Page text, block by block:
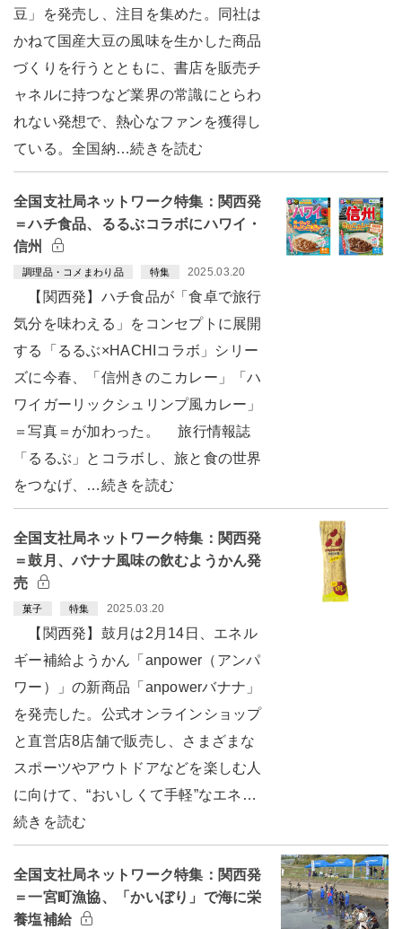
豆」を発売し、注目を集めた。同社は
かねて国産大豆の風味を生かした商品
づくりを行うとともに、書店を販売チ
ャネルに持つなど業界の常識にとらわ
れない発想で、熱心なファンを獲得し
ている。全国納…続きを読む
全国支社局ネットワーク特集：関西発
＝ハチ食品、るるぶコラボにハワイ・
信州
調理品・コメまわり品 特集 2025.03.20
【関西発】ハチ食品が「食卓で旅行
気分を味わえる」をコンセプトに展開
する「るるぶ×HACHIコラボ」シリー
ズに今春、「信州きのこカレー」「ハ
ワイガーリックシュリンプ風カレー」
＝写真＝が加わった。 旅行情報誌
「るるぶ」とコラボし、旅と食の世界
をつなげ、…続きを読む
全国支社局ネットワーク特集：関西発
＝鼓月、バナナ風味の飲むようかん発
売
菓子 特集 2025.03.20
【関西発】鼓月は2月14日、エネル
ギー補給ようかん「anpower（アンパ
ワー）」の新商品「anpowerバナナ」
を発売した。公式オンラインショップ
と直営店8店舗で販売し、さまざまな
スポーツやアウトドアなどを楽しむ人
に向けて、“おいしくて手軽”なエネ…
続きを読む
全国支社局ネットワーク特集：関西発
＝一宮町漁協、「かいぼり」で海に栄
養塩補給